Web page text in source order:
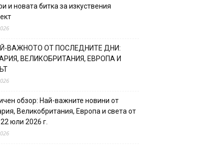
и новата битка за изкуствения
ВАЖНОТО ОТ ПОСЛЕДНИТЕ ДНИ:
ВЕЛИКОБРИТАНИЯ, ЕВРОПА И
обзор: Най-важните новини от
Великобритания, Европа и света от
юли 2026 г.